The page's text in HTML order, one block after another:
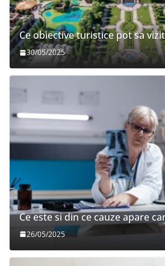
Ce obiective turistice pot sa
30/05/2025
Ce este si din ce cauze apare
26/05/2025